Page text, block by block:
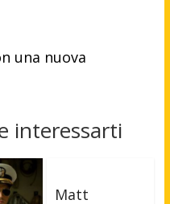
una nuova
interessarti
Matt